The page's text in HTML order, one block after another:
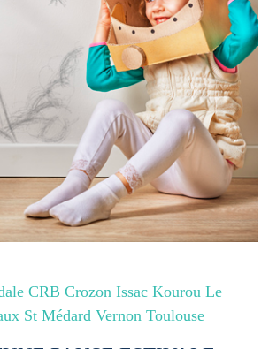
CRB Crozon Issac Kourou Le
St Médard Vernon Toulouse